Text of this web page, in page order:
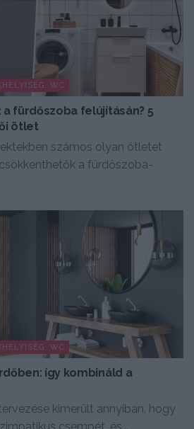
WC
fürdőszoba felújításán? 5
ötlet
számos olyan ötletet
a fürdőszoba-
WC
így kombináld a
kimerült annyiban, hogy